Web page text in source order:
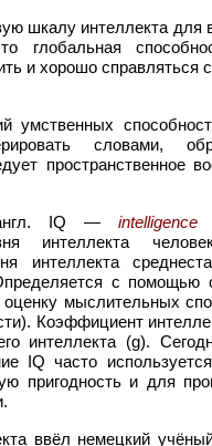
шкалу интеллекта для
глобальная
и хорошо справляться
умственных
словами,
пространственное
IQ — intelligence
интеллекта
интеллекта
с помощью
мыслительных
Коэффициент
интеллекта (g).
IQ часто
пригодность и для
ввёл немецкий